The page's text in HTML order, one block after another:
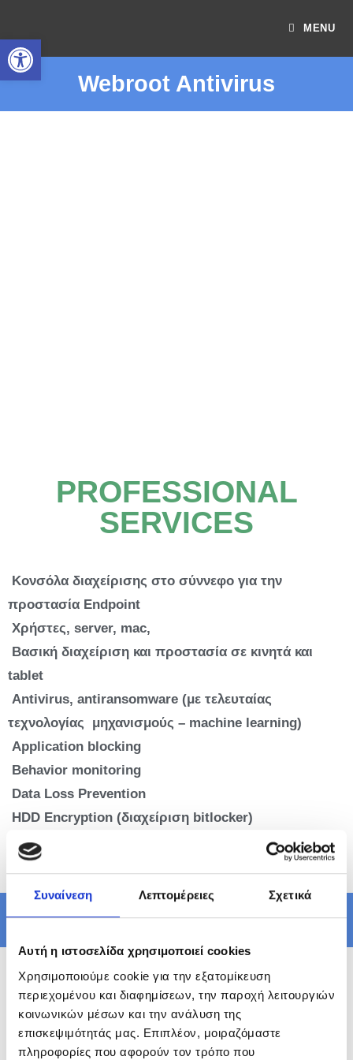
Open toolbar
Συναίνεση Λεπτομέρειες Σχετικά
Αυτή η ιστοσελίδα χρησιμοποιεί cookies
Χρησιμοποιούμε cookie για την εξατομίκευση
περιεχομένου και διαφημίσεων, την παροχή λειτουργιών
κοινωνικών μέσων και την ανάλυση της
επισκεψιμότητάς μας. Επιπλέον, μοιραζόμαστε
πληροφορίες που αφορούν τον τρόπο που
MENU
Webroot Antivirus
PROFESSIONAL
SERVICES
Kονσόλα διαχείρισης στο σύννεφο για την
προστασία Endpoint
Χρήστες, server, mac,
Bασική διαχείριση και προστασία σε κινητά και
tablet
Antivirus, antiransomware (με τελευταίας
τεχνολογίας μηχανισμούς – machine learning)
Application blocking
Behavior monitoring
Data Loss Prevention
HDD Encryption (διαχείριση bitlocker)
Απο 33 €/user/year.
McAfee Antivirus
Κορυφαία προστασία από ιούς και προστασία
ταυτότητας και απορρήτου για PC, Mac,